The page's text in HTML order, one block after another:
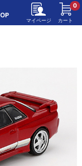
マイページ カート
0